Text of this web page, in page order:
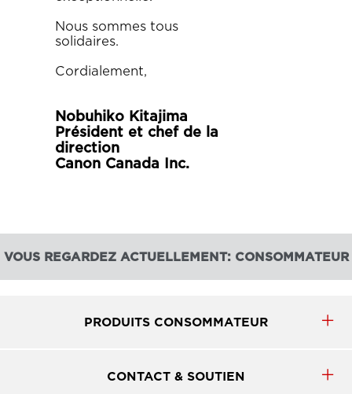
Nous sommes tous
solidaires.
Cordialement,
Nobuhiko Kitajima
Président et chef de la
direction
Canon Canada Inc.
VOUS REGARDEZ ACTUELLEMENT: CONSOMMATEUR
PRODUITS CONSOMMATEUR
CONTACT & SOUTIEN